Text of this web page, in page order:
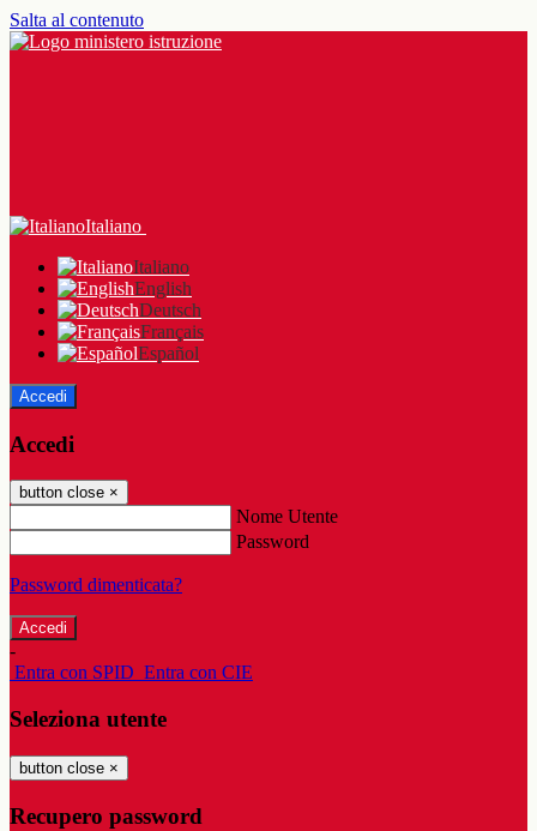
Salta al contenuto
Italiano
Italiano
English
Deutsch
Français
Español
Accedi
Accedi
button close ×
Nome Utente
Password
Password dimenticata?
-
Entra con SPID Entra con CIE
Seleziona utente
button close ×
Recupero password